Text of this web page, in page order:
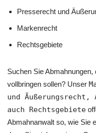
Presserecht und
Markenrecht
Rechtsgebiete
Suchen Sie
vollbringen sollen? Unser
und Äußerungsrecht,
auch Rechtsgebiete
Abmahnanwalt so, wie Sie